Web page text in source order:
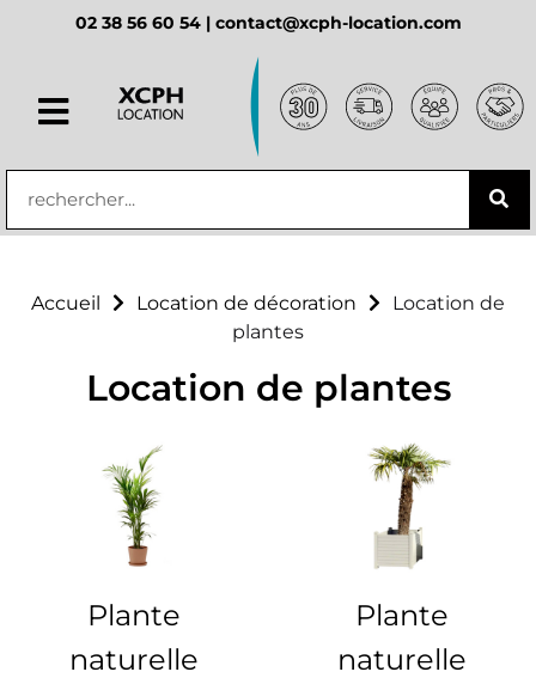
principal02 38 56 60 54 | contact@xcph-location.com
Accueil Location de décoration
Location de
plantes
Location de plantes
Plante
naturelle
Plante
naturelle